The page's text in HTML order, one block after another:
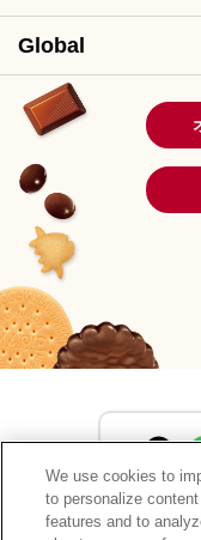
Global
森永製菓
We use cookies to
to personalize
features and to